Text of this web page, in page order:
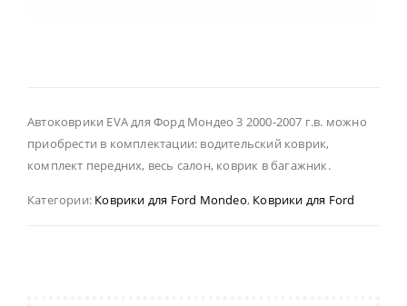
Автоковрики EVA для Форд Мондео 3 2000-2007 г.в. можно
приобрести в комплектации: водительский коврик,
комплект передних, весь салон, коврик в багажник.
Категории: Коврики для Ford Mondeo, Коврики для Ford